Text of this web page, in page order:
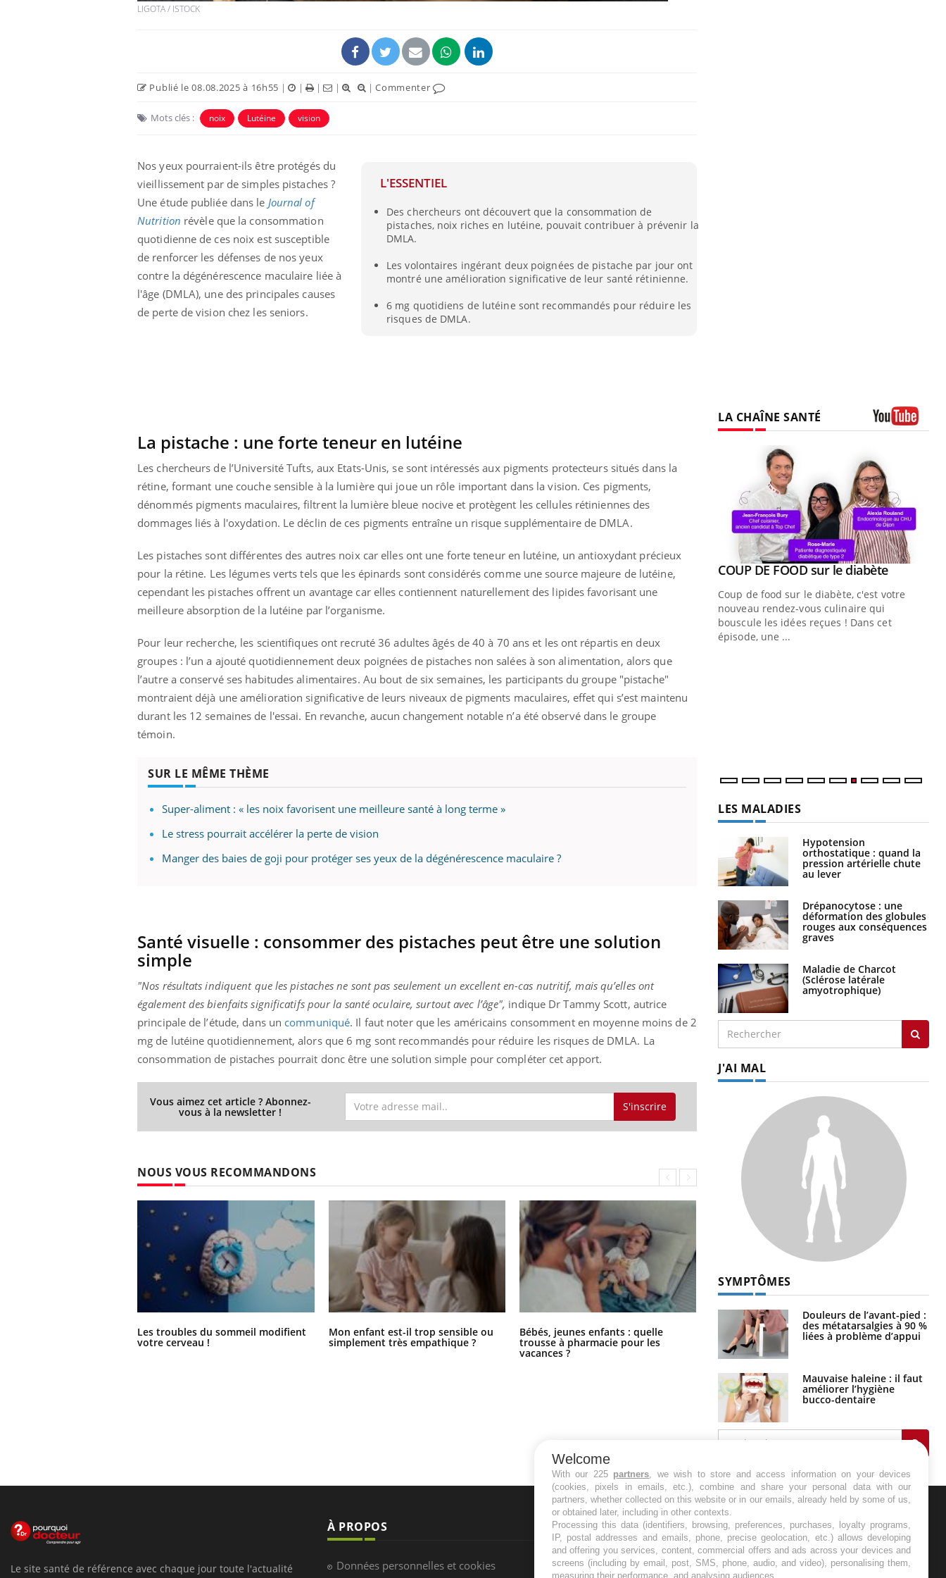
LIGOTA / ISTOCK
Publié le 08.08.2025 à 16h55 | | | | |Commenter
Mots clés : noix Lutéine vision
L'ESSENTIEL
Des chercheurs ont découvert que la consommation de
pistaches, noix riches en lutéine, pouvait contribuer à prévenir la
DMLA.
Les volontaires ingérant deux poignées de pistache par jour ont
montré une amélioration significative de leur santé rétinienne.
6 mg quotidiens de lutéine sont recommandés pour réduire les
risques de DMLA.
Nos yeux pourraient-ils être protégés du
vieillissement par de simples pistaches ?
Une étude publiée dans le Journal of
Nutrition révèle que la consommation
quotidienne de ces noix est susceptible
de renforcer les défenses de nos yeux
contre la dégénérescence maculaire liée à
l'âge (DMLA), une des principales causes
de perte de vision chez les seniors.
La pistache : une forte teneur en lutéine
Les chercheurs de l’Université Tufts, aux Etats-Unis, se sont intéressés aux pigments protecteurs situés dans la
rétine, formant une couche sensible à la lumière qui joue un rôle important dans la vision. Ces pigments,
dénommés pigments maculaires, filtrent la lumière bleue nocive et protègent les cellules rétiniennes des
dommages liés à l'oxydation. Le déclin de ces pigments entraîne un risque supplémentaire de DMLA.
Les pistaches sont différentes des autres noix car elles ont une forte teneur en lutéine, un antioxydant précieux
pour la rétine. Les légumes verts tels que les épinards sont considérés comme une source majeure de lutéine,
cependant les pistaches offrent un avantage car elles contiennent naturellement des lipides favorisant une
meilleure absorption de la lutéine par l’organisme.
Pour leur recherche, les scientifiques ont recruté 36 adultes âgés de 40 à 70 ans et les ont répartis en deux
groupes : l’un a ajouté quotidiennement deux poignées de pistaches non salées à son alimentation, alors que
l’autre a conservé ses habitudes alimentaires. Au bout de six semaines, les participants du groupe "pistache"
montraient déjà une amélioration significative de leurs niveaux de pigments maculaires, effet qui s’est maintenu
durant les 12 semaines de l'essai. En revanche, aucun changement notable n’a été observé dans le groupe
témoin.
SUR LE MÊME THÈME
Super-aliment : « les noix favorisent une meilleure santé à long terme »
Le stress pourrait accélérer la perte de vision
Manger des baies de goji pour protéger ses yeux de la dégénérescence maculaire ?
Santé visuelle : consommer des pistaches peut être une solution
simple
"Nos résultats indiquent que les pistaches ne sont pas seulement un excellent en-cas nutritif, mais qu’elles ont
également des bienfaits significatifs pour la santé oculaire, surtout avec l’âge", indique Dr Tammy Scott, autrice
principale de l’étude, dans un communiqué. Il faut noter que les américains consomment en moyenne moins de 2
mg de lutéine quotidiennement, alors que 6 mg sont recommandés pour réduire les risques de DMLA. La
consommation de pistaches pourrait donc être une solution simple pour compléter cet apport.
Vous aimez cet article ? Abonnez-
vous à la newsletter ! S'inscrire
NOUS VOUS RECOMMANDONS
Les troubles du sommeil modifient
votre cerveau !
Mon enfant est-il trop sensible ou
simplement très empathique ?
Bébés, jeunes enfants : quelle
trousse à pharmacie pour les
vacances ?
Syndrome métabolique : quels sont
les meilleurs exercices physiques ?
LA CHAÎNE SANTÉ
Eczéma Chronique des Mains : se
préparer pour l’été !Youtube
L'été arrive… et avec lui, un tout nouveau
soleil, activités en plein air… Nos mains
Youtube
Diabète & Ramadan 2026Youtube
Le Ramadan approche, et, pour de
nombreuses personnes atteintes de
défis, mais ...
Youtube
Un « jumeau numérique » pour
faciliter l’accès à la médecine
préventiveYoutube
mutualiste innove en matière de bilan de
santé : l'utilisation d'un « jumeau
numérique » permet ...
Youtube
COUP DE FOOD sur le diabèteYoutube
Coup de food sur le diabète, c'est votre
nouveau rendez-vous culinaire qui
bouscule les idées reçues ! Dans cet
épisode, une ...
LES MALADIES
Hypotension
orthostatique : quand la
pression artérielle chute
au lever
Drépanocytose : une
déformation des globules
rouges aux conséquences
graves
Maladie de Charcot
(Sclérose latérale
amyotrophique)
J'AI MAL
SYMPTÔMES
Douleurs de l’avant-pied :
des métatarsalgies à 90 %
liées à problème d’appui
Mauvaise haleine : il faut
améliorer l’hygiène
bucco-dentaire
Le site santé de référence avec chaque jour toute l'actualité
À PROPOS
Données personnelles et cookies
NEWSLETTER
Recevez toutes les semaines les meilleures
infos santé
Welcome
With our 225 partners, we wish to store and access information on your devices
(cookies, pixels in emails, etc.), combine and share your personal data with our
partners, whether collected on this website or in our emails, already held by some of us,
or obtained later, including in other contexts.
Processing this data (identifiers, browsing, preferences, purchases, loyalty programs,
IP, postal addresses and emails, phone, precise geolocation, etc.) allows developing
and offering you services, content, commercial offers and ads across your devices and
screens (including by email, post, SMS, phone, audio, and video), personalising them,
measuring their performance, and analysing audiences.